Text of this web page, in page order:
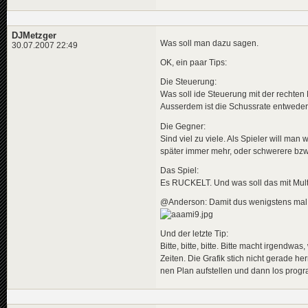
DJMetzger
30.07.2007 22:49 Was soll man dazu sagen.
OK, ein paar Tips:
Die Steuerung:
Was soll ide Steuerung mit der
Ausserdem ist die Schussrate
Die Gegner:
Sind viel zu viele. Als Spieler will man
später immer mehr, oder schwerere
Das Spiel:
Es RUCKELT. Und was soll das mit
@Anderson: Damit dus wenigstens
Und der letzte Tip:
Bitte, bitte, bitte. Bitte macht
Zeiten. Die Grafik stich nicht gerade
nen Plan aufstellen und dann los